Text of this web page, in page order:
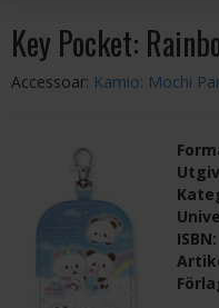
Key Pocket:
Accessoar: Kamio: Mochi
ISBN: